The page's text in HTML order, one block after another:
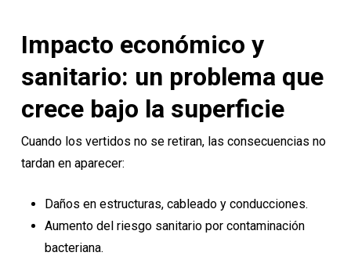
Impacto económico y
sanitario: un problema que
crece bajo la superficie
Cuando los vertidos no se retiran, las consecuencias no
tardan en aparecer:
Daños en estructuras, cableado y conducciones.
Aumento del riesgo sanitario por contaminación
bacteriana.